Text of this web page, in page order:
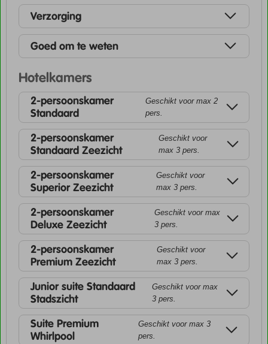
Verzorging
Goed om te weten
Hotelkamers
2-persoonskamer
Standaard
Geschikt voor max 2
pers.
2-persoonskamer
Standaard Zeezicht
Geschikt voor
max 3 pers.
2-persoonskamer
Superior Zeezicht
Geschikt voor
max 3 pers.
2-persoonskamer
Deluxe Zeezicht
Geschikt voor max
3 pers.
2-persoonskamer
Premium Zeezicht
Geschikt voor
max 3 pers.
Junior suite Standaard
Stadszicht
Geschikt voor max
3 pers.
Suite Premium
Whirlpool
Geschikt voor max 3
pers.